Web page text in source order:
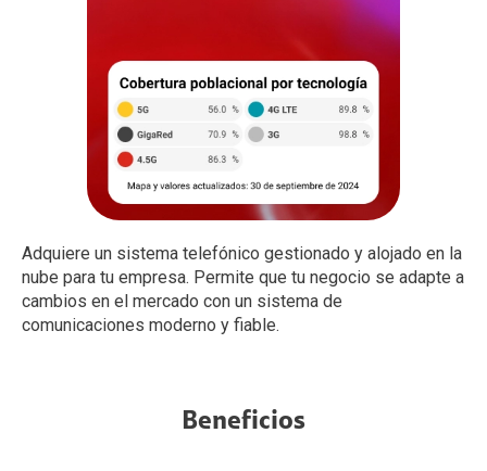
Adquiere un sistema telefónico gestionado y alojado en la
nube para tu empresa. Permite que tu negocio se adapte a
cambios en el mercado con un sistema de
comunicaciones moderno y fiable.
Beneficios